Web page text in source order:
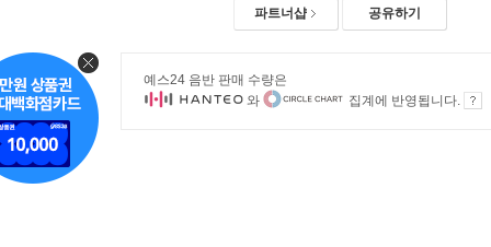
파트너샵 공유하기
예스24 음반 판매 수량은
와
집계에 반영됩니다.